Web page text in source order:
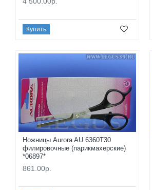
Купить
Ножницы Aurora AU 6360Т30
филировочные (парикмахерские)
*06897*
861.00р.